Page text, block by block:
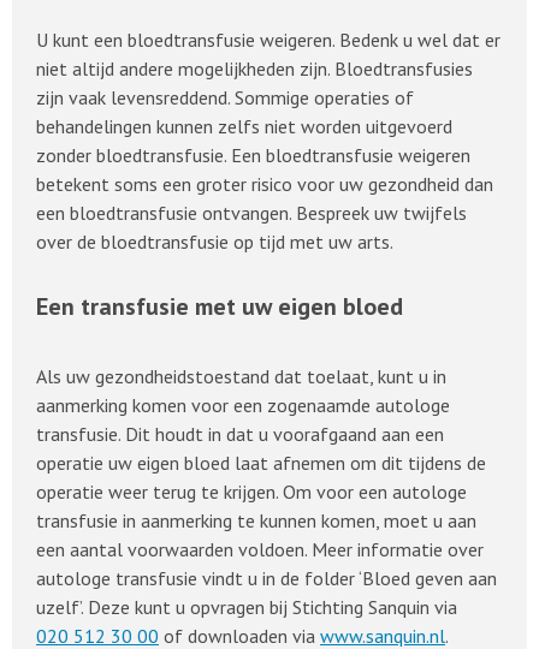
U kunt een bloedtransfusie weigeren. Bedenk u wel dat er
niet altijd andere mogelijkheden zijn. Bloedtransfusies
zijn vaak levensreddend. Sommige operaties of
behandelingen kunnen zelfs niet worden uitgevoerd
zonder bloedtransfusie. Een bloedtransfusie weigeren
betekent soms een groter risico voor uw gezondheid dan
een bloedtransfusie ontvangen. Bespreek uw twijfels
over de bloedtransfusie op tijd met uw arts.
Een transfusie met uw eigen bloed
Als uw gezondheidstoestand dat toelaat, kunt u in
aanmerking komen voor een zogenaamde autologe
transfusie. Dit houdt in dat u voorafgaand aan een
operatie uw eigen bloed laat afnemen om dit tijdens de
operatie weer terug te krijgen. Om voor een autologe
transfusie in aanmerking te kunnen komen, moet u aan
een aantal voorwaarden voldoen. Meer informatie over
autologe transfusie vindt u in de folder ‘Bloed geven aan
uzelf’. Deze kunt u opvragen bij Stichting Sanquin via
020 512 30 00 of downloaden via www.sanquin.nl.